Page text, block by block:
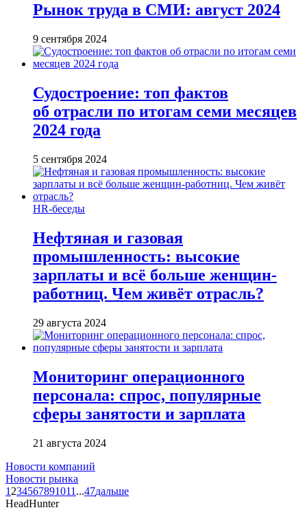
Рынок труда в СМИ: август 2024
9 сентября 2024
Судостроение: топ фактов
об отрасли по итогам семи месяцев
2024 года
5 сентября 2024
HR-беседы
Нефтяная и газовая
промышленность: высокие
зарплаты и всё больше женщин-
работниц. Чем живёт отрасль?
29 августа 2024
Мониторинг операционного
персонала: спрос, популярные
сферы занятости и зарплата
21 августа 2024
Новости компаний
Новости рынка
1 234567891011 ...47дальше
HeadHunter